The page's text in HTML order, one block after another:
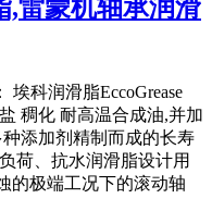
,雷蒙机轴承润滑
埃科润滑脂EccoGrease
稠化 耐高温合成油,并加
添加剂精制而成的长寿
荷、抗水润滑脂设计用
的极端工况下的滚动轴